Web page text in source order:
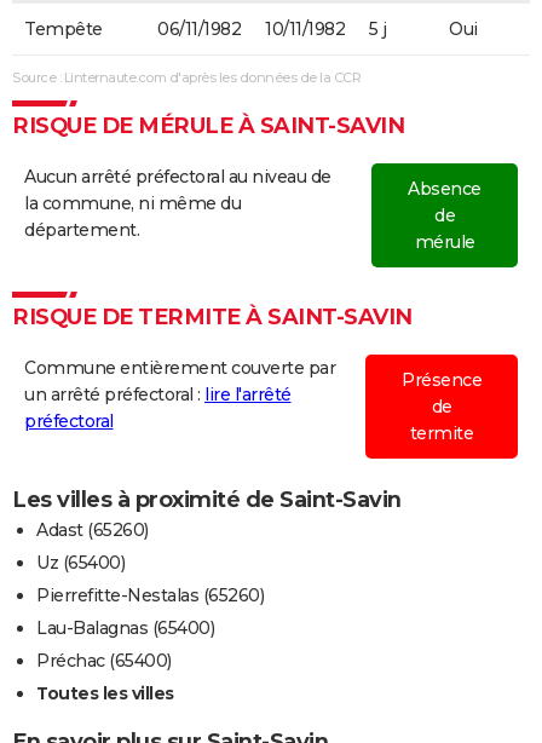
Tempête 06/11/1982 10/11/1982 5 j Oui
Source : Linternaute.com d'après les données de la CCR
RISQUE DE MÉRULE À SAINT-SAVIN
Aucun arrêté préfectoral au niveau de
la commune, ni même du
département.
Absence
de
mérule
RISQUE DE TERMITE À SAINT-SAVIN
Commune entièrement couverte par
un arrêté préfectoral : lire l'arrêté
préfectoral
Présence
de
termite
Les villes à proximité de Saint-Savin
Adast (65260)
Uz (65400)
Pierrefitte-Nestalas (65260)
Lau-Balagnas (65400)
Préchac (65400)
Toutes les villes